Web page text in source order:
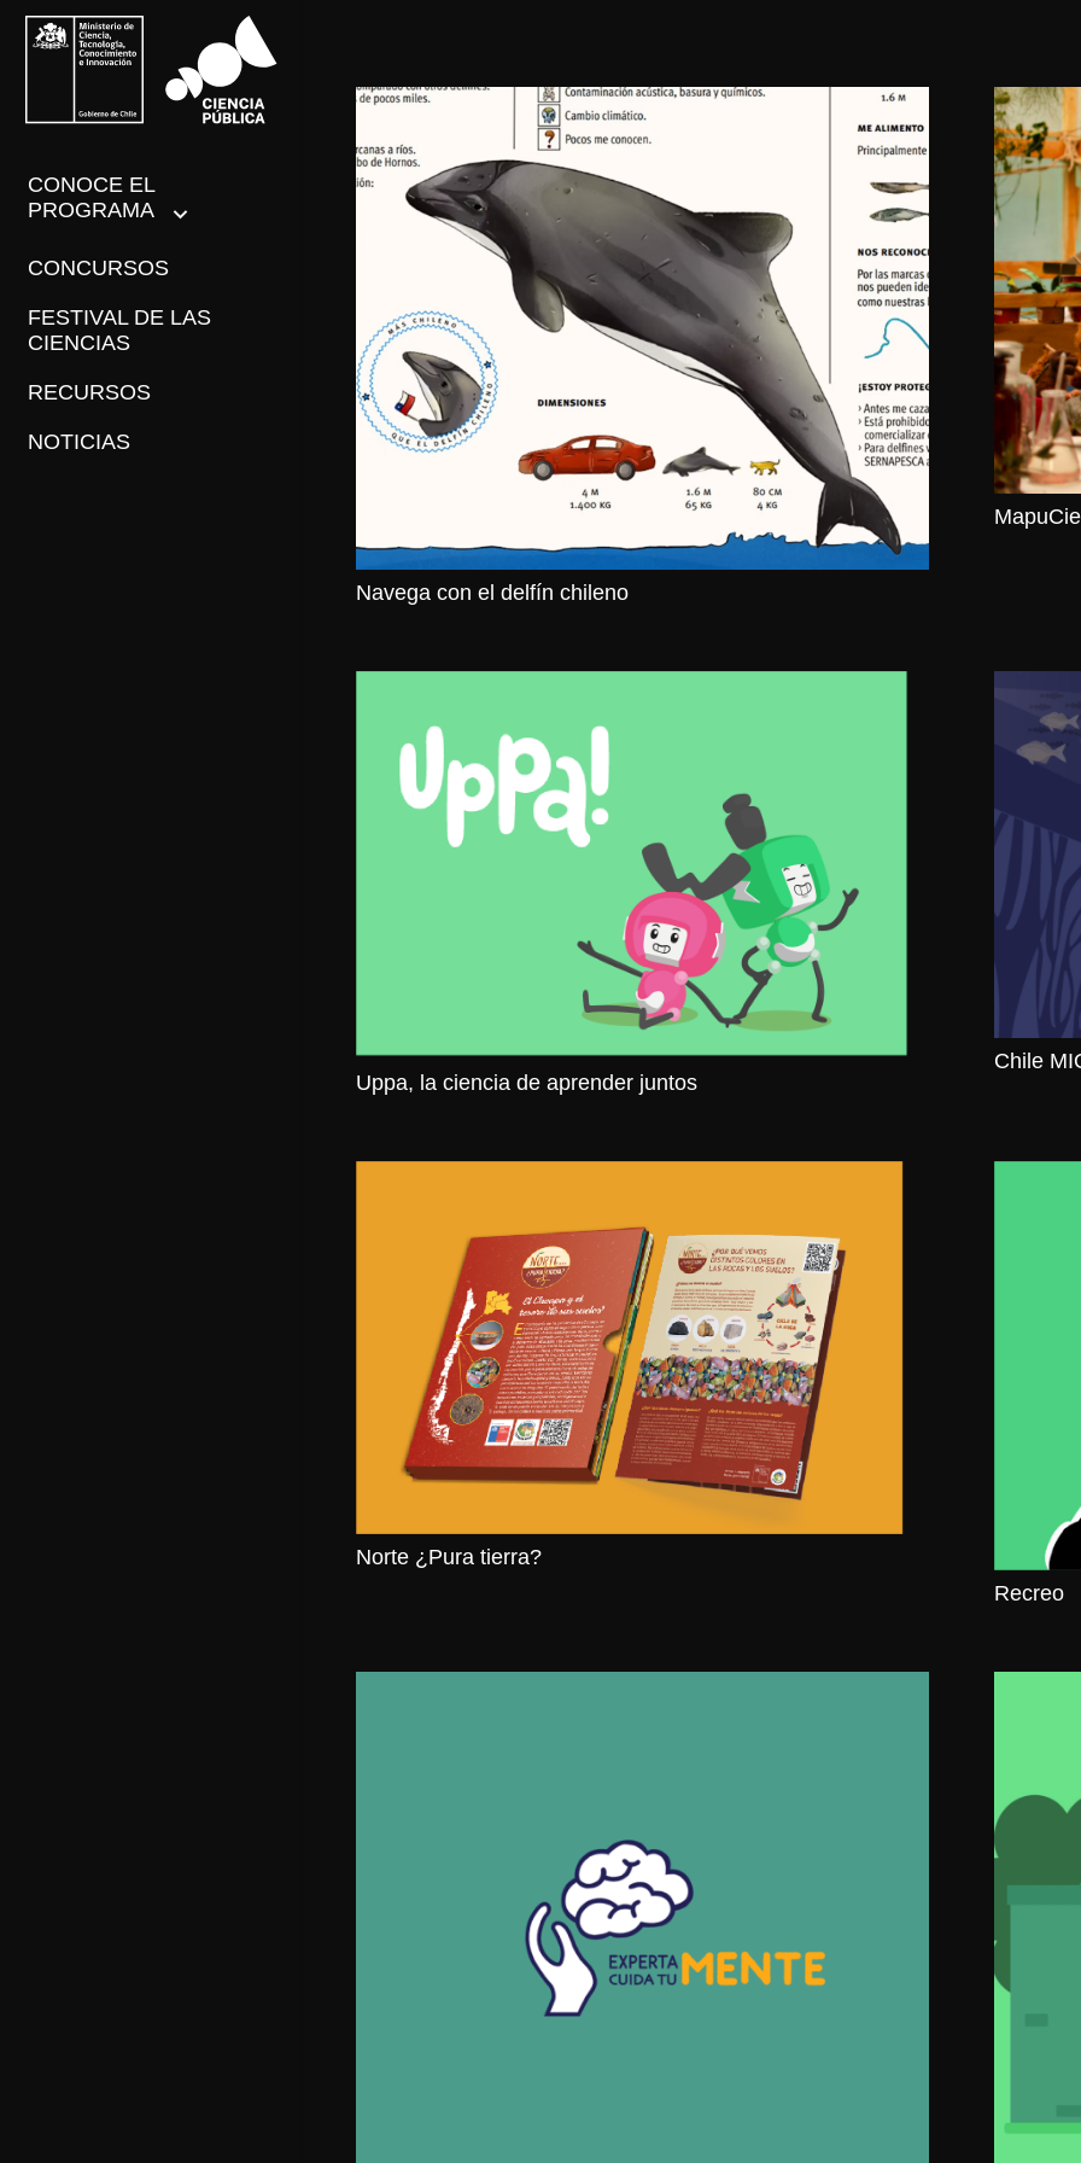
CONOCE EL
PROGRAMA
CONCURSOS
FESTIVAL DE LAS
CIENCIAS
RECURSOS
NOTICIAS
Navega con el delfín chileno
Uppa, la ciencia de aprender juntos
Chile
Norte ¿Pura tierra?
Recreo